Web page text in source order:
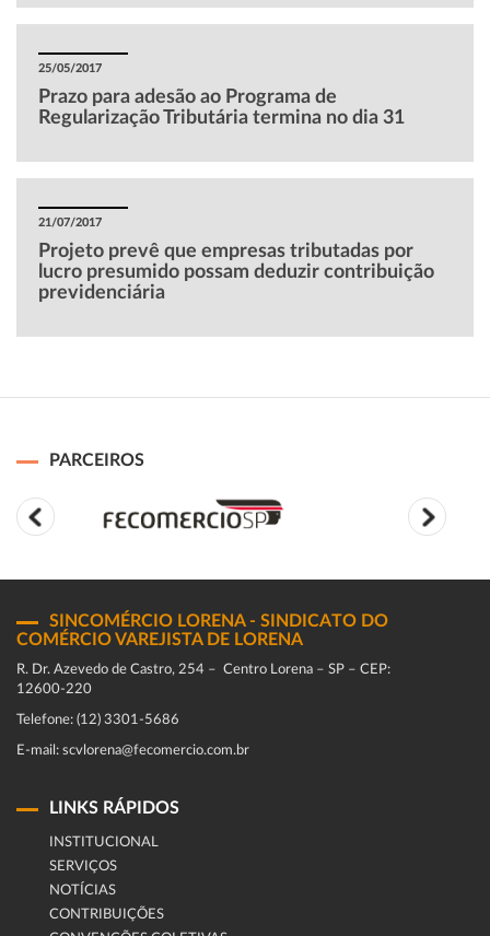
25/05/2017
Prazo para adesão ao Programa de
Regularização Tributária termina no dia 31
21/07/2017
Projeto prevê que empresas tributadas por
lucro presumido possam deduzir contribuição
previdenciária
PARCEIROS
SINCOMÉRCIO LORENA - SINDICATO DO
COMÉRCIO VAREJISTA DE LORENA
R. Dr. Azevedo de Castro, 254 – Centro Lorena – SP – CEP:
12600-220
Telefone: (12) 3301-5686
E-mail: scvlorena@fecomercio.com.br
LINKS RÁPIDOS
INSTITUCIONAL
SERVIÇOS
NOTÍCIAS
CONTRIBUIÇÕES